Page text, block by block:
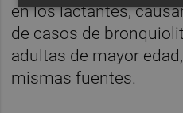
en los lactantes,
de casos de
adultas de mayor
mismas fuentes.